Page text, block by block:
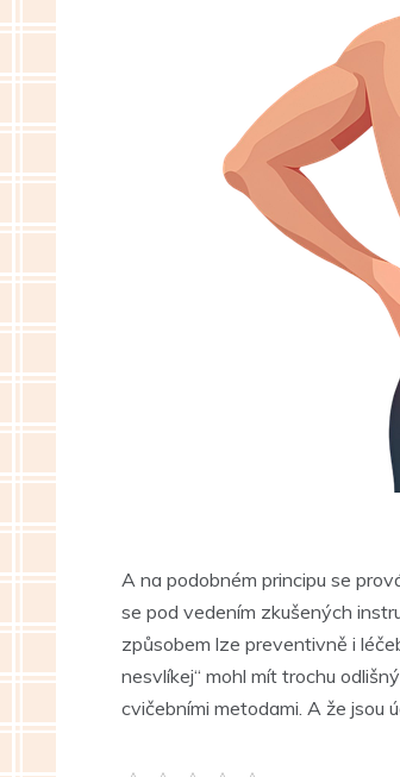
A na podobném principu se
se pod vedením zkušených
způsobem lze preventivně i
nesvlíkej“ mohl mít trochu
cvičebními metodami. A že jsou